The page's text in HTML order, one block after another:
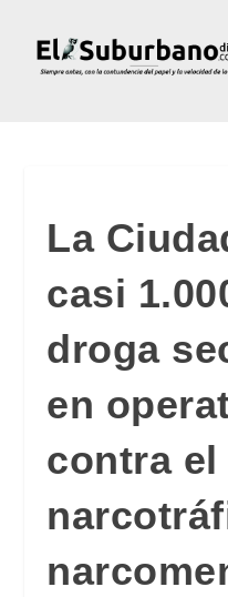
La
casi
droga
en
contra el